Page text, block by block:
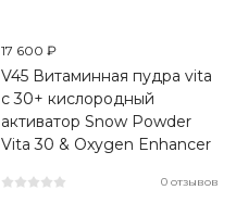
17 600 ₽
V45 Витаминная пудра vita
c 30+ кислородный
активатор Snow Powder
Vita 30 & Oxygen Enhancer
0 отзывов